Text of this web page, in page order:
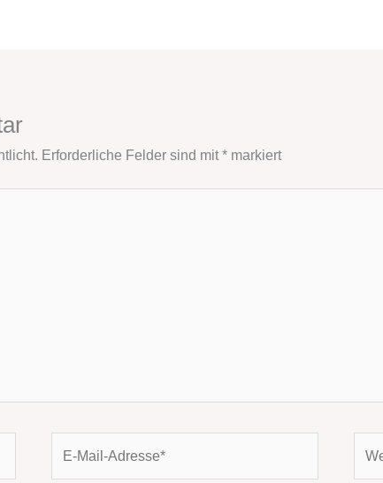
Erforderliche Felder sind mit *markiert